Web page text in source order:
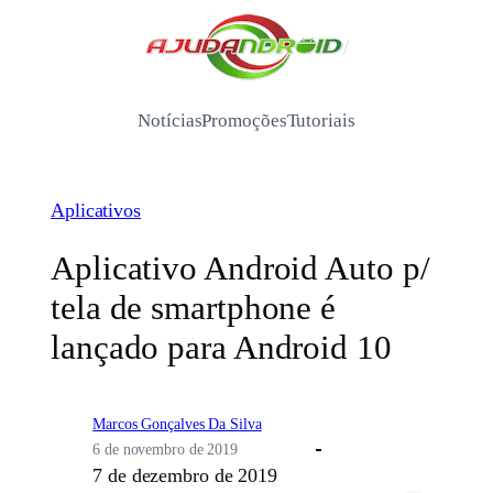
/
NotíciasPromoçõesTutoriais
Aplicativos
Aplicativo Android Auto p/
tela de smartphone é
lançado para Android 10
Marcos Gonçalves Da Silva
6 de novembro de 2019
7 de dezembro de 2019